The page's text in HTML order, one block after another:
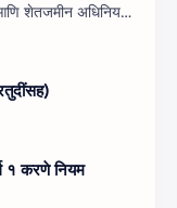
तरतुदींसह)
१ करणे नियम